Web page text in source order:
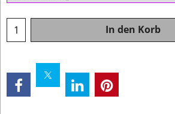
In den Korb